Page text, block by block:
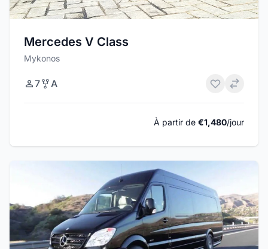
Mercedes V Class
Mykonos
7 A
À partir de €1,480/jour